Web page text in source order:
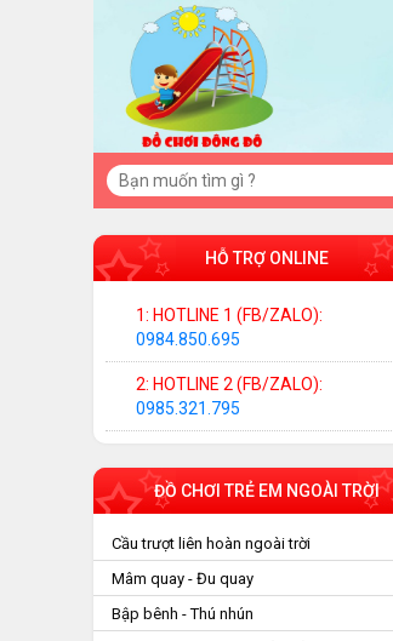
HỖ TRỢ ONLINE
1: HOTLINE 1 (FB/ZALO):
0984.850.695
2: HOTLINE 2 (FB/ZALO):
0985.321.795
ĐỒ CHƠI TRẺ EM NGOÀI TRỜI
Cầu trượt liên hoàn ngoài trời
Mâm quay - Đu quay
Bập bênh - Thú nhún